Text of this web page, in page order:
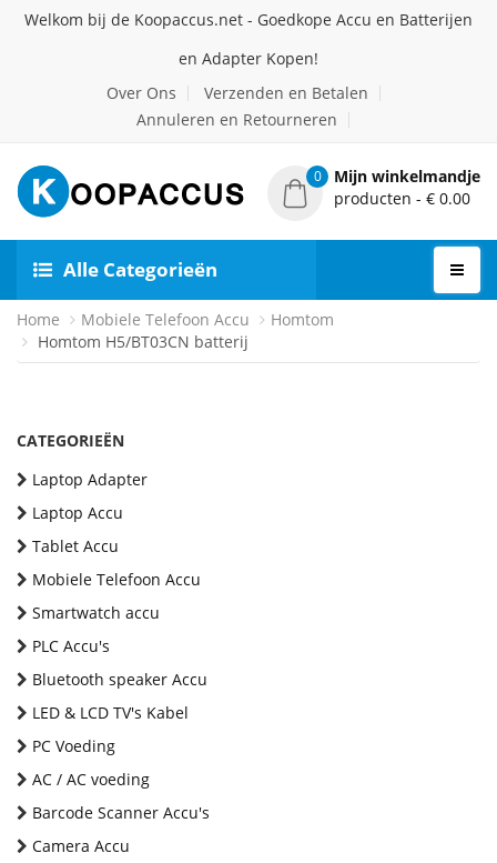
Welkom bij de Koopaccus.net - Goedkope Accu en Batterijen
en Adapter Kopen!
Over Ons
Verzenden en Betalen
Annuleren en Retourneren
0
Mijn winkelmandje
producten - € 0.00
Alle Categorieën
Home Mobiele Telefoon Accu
Homtom
Homtom H5/BT03CN batterij
CATEGORIEËN
Laptop Adapter
Laptop Accu
Tablet Accu
Mobiele Telefoon Accu
Smartwatch accu
PLC Accu's
Bluetooth speaker Accu
LED & LCD TV's Kabel
PC Voeding
AC / AC voeding
Barcode Scanner Accu's
Camera Accu